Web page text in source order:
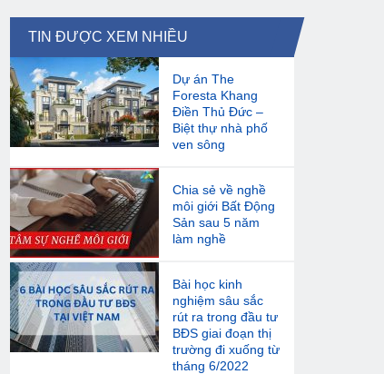
TIN ĐƯỢC XEM NHIỀU
Dự án The
Foresta Khang
Điền Thủ Đức –
Biệt thự nhà phố
ven sông
Chia sẻ về nghề
môi giới Bất Động
Sản sau 5 năm
làm nghề
Bài học kinh
nghiệm sâu sắc
rút ra trong đầu tư
BĐS giai đoạn thị
trường đi xuống từ
tháng 6/2022